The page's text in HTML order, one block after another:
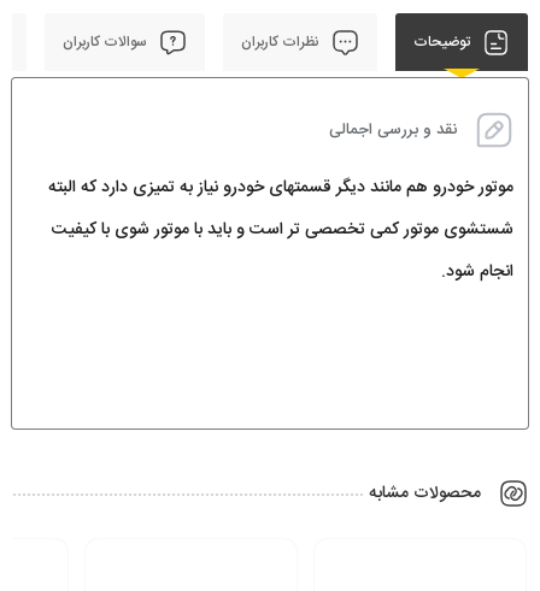
توضیحات نظرات کاربران سوالات کاربران
نقد و بررسی اجمالی
موتور خودرو هم مانند دیگر قسمتهای خودرو نیاز به تمیزی دارد که البته
شستشوی موتور کمی تخصصی تر است و باید با موتور شوی با کیفیت
انجام شود.
محصولات مشابه